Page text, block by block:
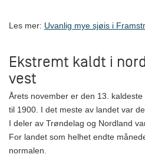
Les mer: Uvanlig mye sjøis i
Ekstremt kaldt i
vest
Årets november er den 13.
til 1900. I det meste av landet var
I deler av Trøndelag og Nordland
For landet som helhet endte
normalen.